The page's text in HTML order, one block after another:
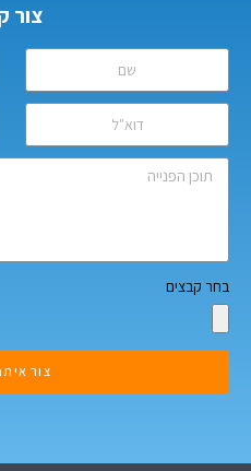
צור
בחר קבצים
צור